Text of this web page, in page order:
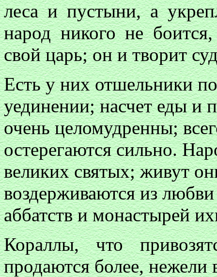
леса и пустыни, а
народ никого не
свой царь; он и творит
Есть у них отшельники
уединении; насчет еды и
очень целомудренны;
остерегаются сильно.
великих святых; живут
воздерживаются из
аббатств и монастырей
Кораллы, что
продаются более, нежели